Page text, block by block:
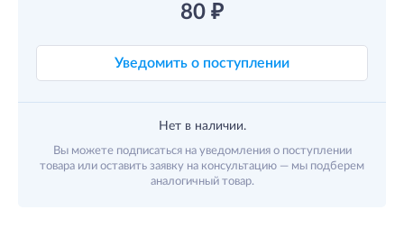
80 ₽
Уведомить о поступлении
Нет в наличии.
Вы можете подписаться на уведомления о поступлении
товара или оставить заявку на консультацию — мы подберем
аналогичный товар.